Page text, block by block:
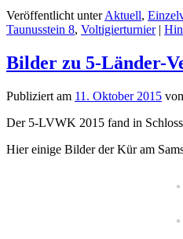
Veröffentlicht unter Aktuell,
Taunusstein 8, Voltigierturnier |
Bilder zu 5-Länder-
Publiziert am 11. Oktober 2015 von
Der 5-LVWK 2015 fand in
Hier einige Bilder der Kür am